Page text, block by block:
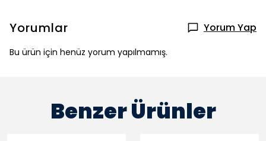
Yorumlar Yorum Yap
Bu ürün için henüz yorum yapılmamış.
Benzer Ürünler